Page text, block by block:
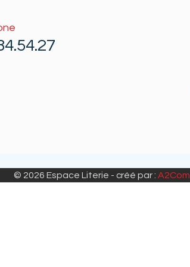
© 2026 Espace Literie - créé par :A2Com